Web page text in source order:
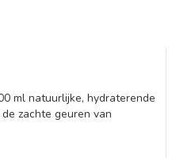
ml natuurlijke, hydraterende
zachte geuren van